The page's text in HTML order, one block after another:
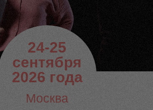
24-25
сентября
2026 года
Москва